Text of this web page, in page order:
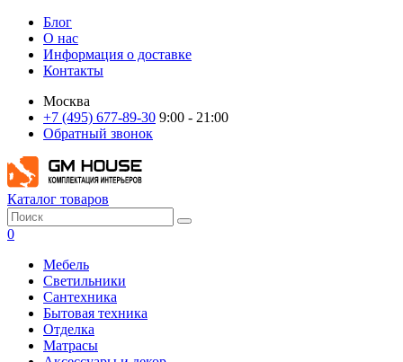
Блог
О нас
Информация о доставке
Контакты
Москва
+7 (495) 677-89-30 9:00 - 21:00
Обратный звонок
Каталог товаров
0
Мебель
Светильники
Сантехника
Бытовая техника
Отделка
Матрасы